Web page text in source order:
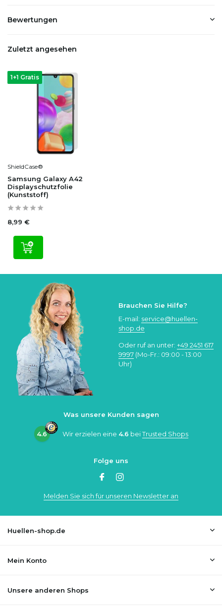
Bewertungen
Zuletzt angesehen
1+1 Gratis
ShieldCase®
Samsung Galaxy A42
Displayschutzfolie
(Kunststoff)
8,99 €
Brauchen Sie Hilfe?
E-mail: service@huellen-
shop.de
Oder ruf an unter: +49 2451 617
9997 (Mo-Fr.: 09:00 - 13:00
Uhr)
Was unsere Kunden sagen
4.6 Wir erzielen eine 4.6 beiTrusted Shops
Folge uns
Melden Sie sich für unseren Newsletter an
Huellen-shop.de
Mein Konto
Unsere anderen Shops